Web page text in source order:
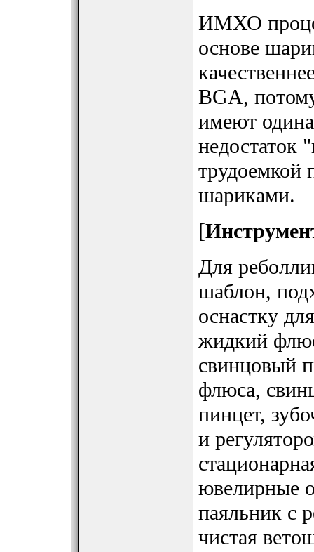
ИМХО
основе
BGA,
имеют
недостаток
трудоемкой
шариками.
[
Для
шаблон,
оснастку
жидкий
свинцовый
флюса,
пинцет,
и
ювелирные
паяльник с
чистая